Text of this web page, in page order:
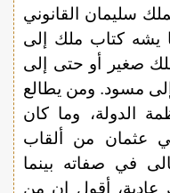
سليمان القانوني
يشه كتاب ملك إلى
صغير أو حتى إلى
إلى مسود. ومن يطالع
الدولة، وما كان
عثمان من ألقاب
في صفاته بينما
عادية، أقول إن من